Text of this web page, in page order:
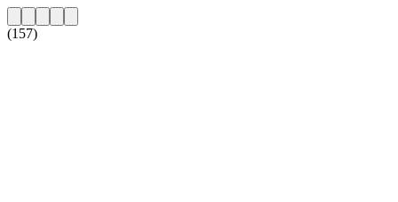
(157)